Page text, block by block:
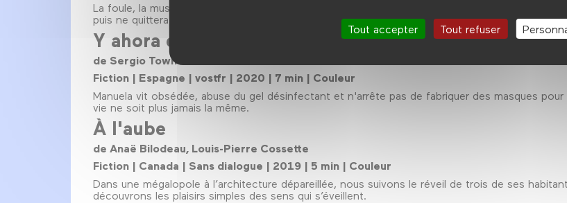
Tout accepter Tout refuser
La foule, la musique, le bitume. Et puis, un show, celui de William. Il a toujours voulu danser.
puis ne quittera plus jamais le monde de la rue.
Y ahora qué
de Sergio Town
Fiction | Espagne | vostfr | 2020 | 7 min | Couleur
Manuela vit obsédée, abuse du gel désinfectant et n'arrête pas de fabriquer des masques
vie ne soit plus jamais la même.
À l'aube
de Anaë Bilodeau, Louis-Pierre Cossette
Fiction | Canada | Sans dialogue | 2019 | 5 min | Couleur
Dans une mégalopole à l’architecture dépareillée, nous suivons le réveil de trois de ses
découvrons les plaisirs simples des sens qui s’éveillent.